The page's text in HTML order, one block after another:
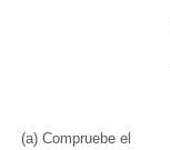
(a) Compruebe el